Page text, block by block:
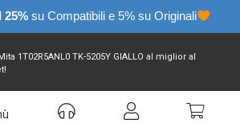
25% su Compatibili e 5% su Originali
1T02R5ANL0 TK-5205Y GIALLO al miglior al